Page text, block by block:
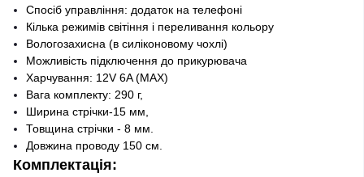
Спосіб управління: додаток на телефоні
Кілька режимів світіння і переливання кольору
Вологозахисна (в силіконовому чохлі)
Можливість підключення до прикурювача
Харчування: 12V 6A (MAX)
Вага комплекту: 290 г,
Ширина стрічки-15 мм,
Товщина стрічки - 8 мм.
Довжина проводу 150 см.
Комплектація: